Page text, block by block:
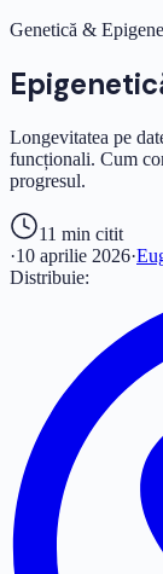
Genetică &
Longevitatea pe
funcționali. Cum
progresul.
11 min citit
·10 aprilie 2026·
Distribuie: